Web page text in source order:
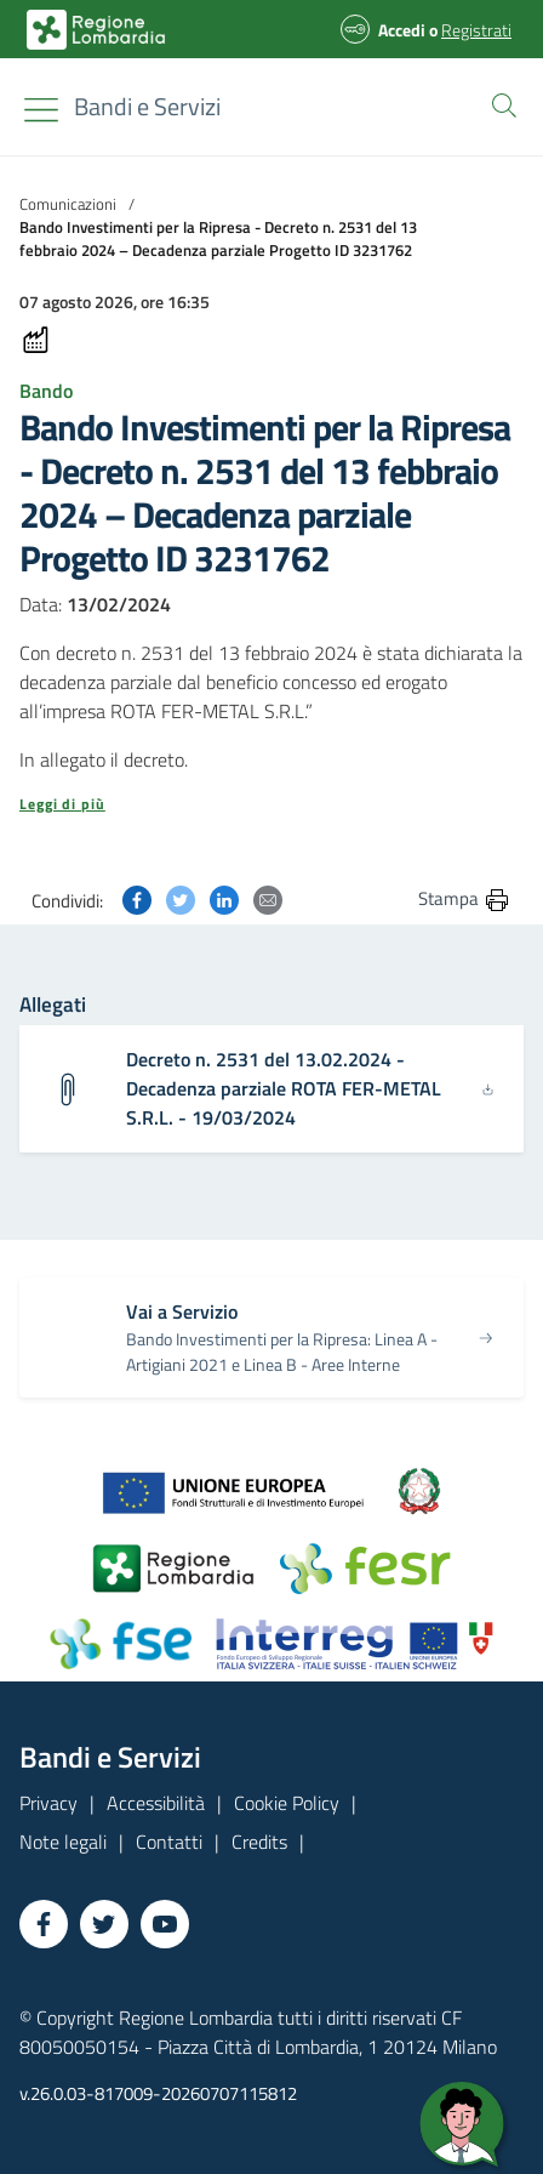
AccedioRegistrati
Bandi e Servizi
Comunicazioni /
Bando Investimenti per la Ripresa - Decreto n. 2531 del 13
febbraio 2024 – Decadenza parziale Progetto ID 3231762
07 agosto 2026, ore 16:35
Bando
Bando Investimenti per la Ripresa
- Decreto n. 2531 del 13 febbraio
2024 – Decadenza parziale
Progetto ID 3231762
Data: 13/02/2024
Con decreto n. 2531 del 13 febbraio 2024 è stata dichiarata la
decadenza parziale dal beneficio concesso ed erogato
all’impresa ROTA FER-METAL S.R.L.”
In allegato il decreto.
Leggi di più
Condividi: Condividi questa pagina su Facebook
Condividi questa pagina su Twitter
Condividi questa pagina su Linkedin
Condividi questa pagina via
Stampa
Allegati
Decreto n. 2531 del 13.02.2024 -
Decadenza parziale ROTA FER-METAL
S.R.L. - 19/03/2024
Vai a Servizio
Bando Investimenti per la Ripresa: Linea A -
Artigiani 2021 e Linea B - Aree Interne
Bandi e Servizi
Privacy Accessibilità
Cookie Policy
Note legali
Contatti Credits
© Copyright Regione Lombardia tutti i diritti riservati CF
80050050154 - Piazza Città di Lombardia, 1 20124 Milano
v.26.0.03-817009-20260707115812